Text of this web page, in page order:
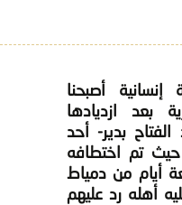
أصبحنا
بعد ازديادها
بدير-‬ أحد
حيث تم اختطافه
منذ أربعة أيام من ‏دمياط
أهله رد عليهم